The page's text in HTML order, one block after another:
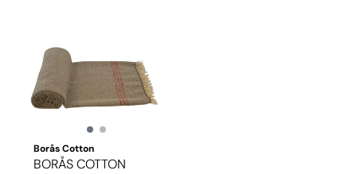
Borås Cotton
BORÅS COTTON